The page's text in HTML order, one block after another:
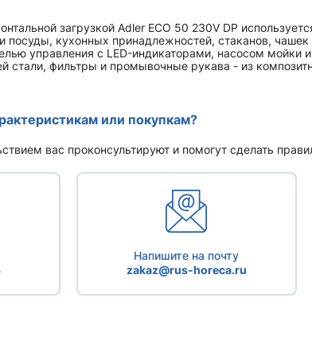
загрузкой Adler ECO 50 230V DP
посуды, кухонных принадлежностей, стаканов,
управления с LED-индикаторами, насосом мойки
стали, фильтры и промывочные рукава - из
или покупкам?
вас проконсультируют и помогут сделать
Напишите на почту
zakaz@rus-horeca.ru